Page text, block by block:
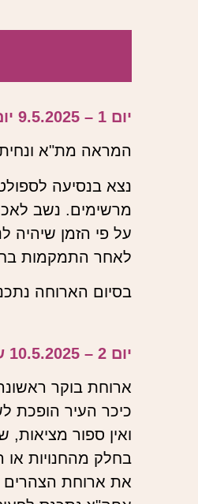
יום 1 – 9.5.2025 יום ששי
המראה מת"א
מרשימים. נשב
על פי הזמן שיהיה
לאחר התמקמות
בסיום הארוחה
יום 2 – 10.5.2025 שבת
ארוחת בוקר
כיכר העיר הופכת
ואין ספור
בחלק מהחנויות או
את ארוחת הצהרים